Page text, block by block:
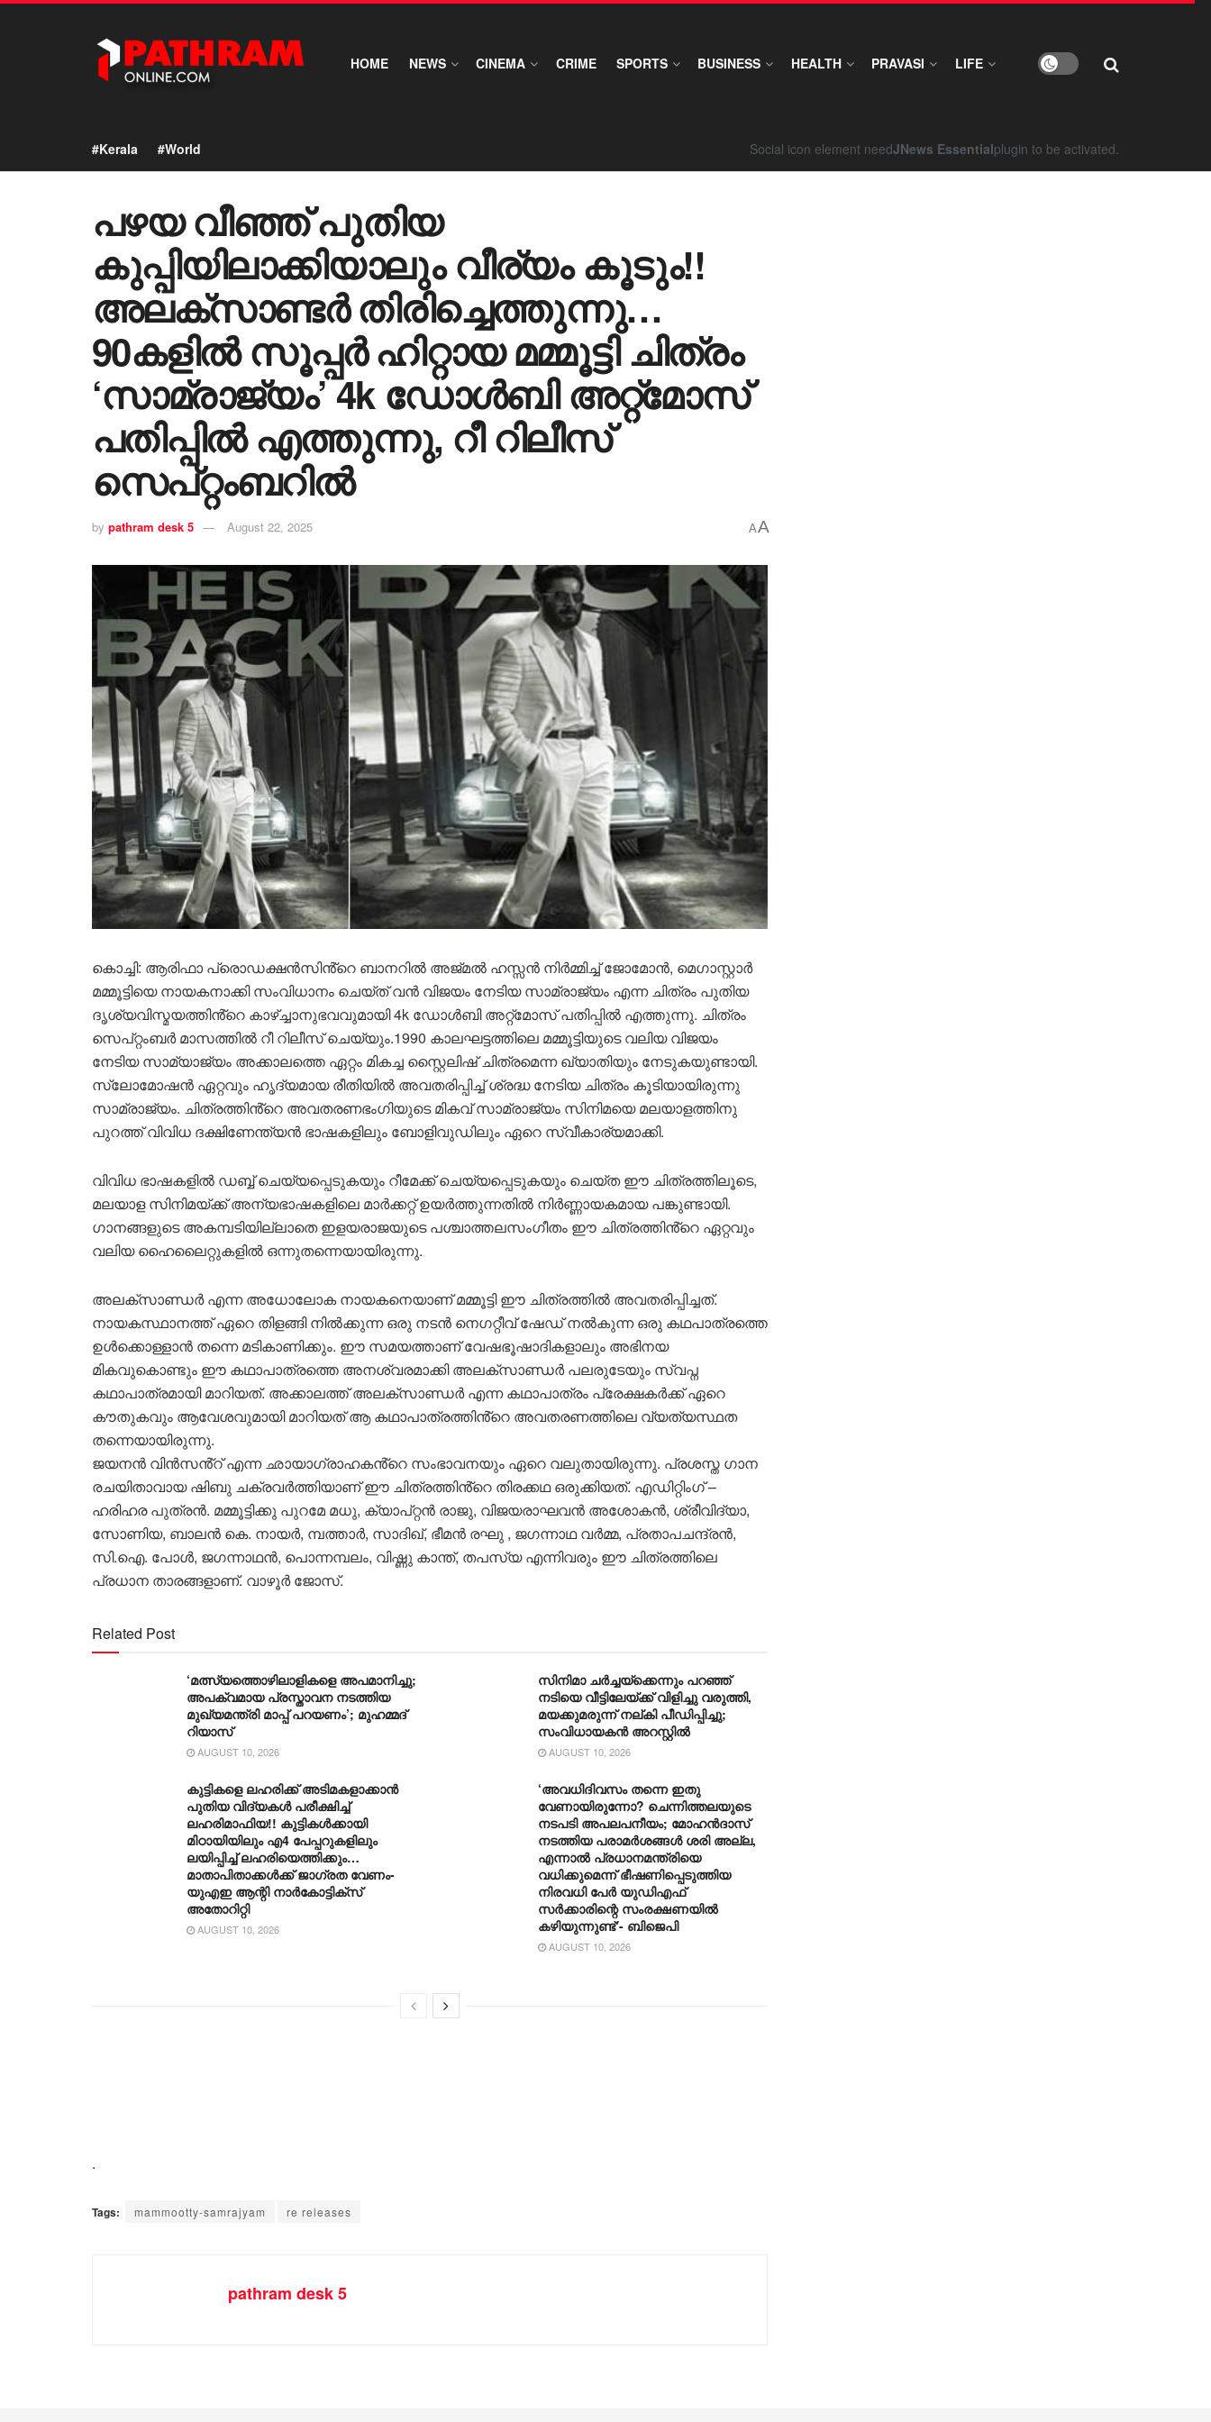
HOME NEWS CINEMA CRIME SPORTS BUSINESS HEALTH PRAVASI LIFE
#Kerala #World Social icon element needJNews Essentialplugin to be activated.
പഴയ വീഞ്ഞ് പുതിയ
കുപ്പിയിലാക്കിയാലും വീര്യം കൂടും!!
അലക്സാണ്ടർ തിരിച്ചെത്തുന്നു…
90കളിൽ സൂപ്പർ ഹിറ്റായ മമ്മൂട്ടി ചിത്രം
‘സാമ്രാജ്യം’ 4k ഡോൾബി അറ്റ്മോസ്
പതിപ്പിൽ എത്തുന്നു, റീ റിലീസ്
സെപ്റ്റംബറിൽ
by pathram desk 5 August 22, 2025 AA
കൊച്ചി: ആരിഫാ പ്രൊഡക്ഷൻസിൻ്റെ ബാനറിൽ അജ്മൽ ഹസ്സൻ നിർമ്മിച്ച് ജോമോൻ, മെഗാസ്റ്റാർ
മമ്മൂട്ടിയെ നായകനാക്കി സംവിധാനം ചെയ്ത് വൻ വിജയം നേടിയ സാമ്രാജ്യം എന്ന ചിത്രം പുതിയ
ദൃശ്യവിസ്മയത്തിൻ്റെ കാഴ്ച്ചാനുഭവവുമായി 4k ഡോൾബി അറ്റ്മോസ് പതിപ്പിൽ എത്തുന്നു. ചിത്രം
സെപ്റ്റംബർ മാസത്തിൽ റീ റിലീസ് ചെയ്യും.1990 കാലഘട്ടത്തിലെ മമ്മൂട്ടിയുടെ വലിയ വിജയം
നേടിയ സാമ്യാജ്യം അക്കാലത്തെ ഏറ്റം മികച്ച സ്റ്റൈലിഷ് ചിത്രമെന്ന ഖ്യാതിയും നേടുകയുണ്ടായി.
സ്ലോമോഷൻ ഏറ്റവും ഹൃദ്യമായ രീതിയിൽ അവതരിപ്പിച്ച് ശ്രദ്ധ നേടിയ ചിത്രം കൂടിയായിരുന്നു
സാമ്രാജ്യം. ചിത്രത്തിൻ്റെ അവതരണഭംഗിയുടെ മികവ് സാമ്രാജ്യം സിനിമയെ മലയാളത്തിനു
പുറത്ത് വിവിധ ദക്ഷിണേന്ത്യൻ ഭാഷകളിലും ബോളിവുഡിലും ഏറെ സ്വീകാര്യമാക്കി.
വിവിധ ഭാഷകളിൽ ഡബ്ബ് ചെയ്യപ്പെടുകയും റീമേക്ക് ചെയ്യപ്പെടുകയും ചെയ്ത ഈ ചിത്രത്തിലൂടെ,
മലയാള സിനിമയ്ക്ക് അന്യഭാഷകളിലെ മാർക്കറ്റ് ഉയർത്തുന്നതിൽ നിർണ്ണായകമായ പങ്കുണ്ടായി.
ഗാനങ്ങളുടെ അകമ്പടിയില്ലാതെ ഇളയരാജയുടെ പശ്ചാത്തലസംഗീതം ഈ ചിത്രത്തിൻ്റെ ഏറ്റവും
വലിയ ഹൈലൈറ്റുകളിൽ ഒന്നുതന്നെയായിരുന്നു.
അലക്സാണ്ഡർ എന്ന അധോലോക നായകനെയാണ് മമ്മൂട്ടി ഈ ചിത്രത്തിൽ അവതരിപ്പിച്ചത്.
നായകസ്ഥാനത്ത് ഏറെ തിളങ്ങി നിൽക്കുന്ന ഒരു നടൻ നെഗറ്റീവ് ഷേഡ് നൽകുന്ന ഒരു കഥപാത്രത്തെ
ഉൾക്കൊള്ളാൻ തന്നെ മടികാണിക്കും. ഈ സമയത്താണ് വേഷഭൂഷാദികളാലും അഭിനയ
മികവുകൊണ്ടും ഈ കഥാപാത്രത്തെ അനശ്വരമാക്കി അലക്സാണ്ഡർ പലരുടേയും സ്വപ്ന
കഥാപാത്രമായി മാറിയത്. അക്കാലത്ത് അലക്സാണ്ഡർ എന്ന കഥാപാത്രം പ്രേക്ഷകർക്ക് ഏറെ
കൗതുകവും ആവേശവുമായി മാറിയത് ആ കഥാപാത്രത്തിൻ്റെ അവതരണത്തിലെ വ്യത്യസ്ഥത
തന്നെയായിരുന്നു.
ജയനൻ വിൻസൻ്റ് എന്ന ഛായാഗ്രാഹകൻ്റെ സംഭാവനയും ഏറെ വലുതായിരുന്നു. പ്രശസ്ത ഗാന
രചയിതാവായ ഷിബു ചക്രവർത്തിയാണ് ഈ ചിത്രത്തിൻ്റെ തിരക്കഥ ഒരുക്കിയത്. എഡിറ്റിംഗ് –
ഹരിഹര പുത്രൻ. മമ്മൂട്ടിക്കു പുറമേ മധു, ക്യാപ്റ്റൻ രാജു, വിജയരാഘവൻ അശോകൻ, ശ്രീവിദ്യാ,
സോണിയ, ബാലൻ കെ. നായർ, മ്പത്താർ, സാദിഖ്, ഭീമൻ രഘു , ജഗന്നാഥ വർമ്മ, പ്രതാപചന്ദ്രൻ,
സി.ഐ. പോൾ, ജഗന്നാഥൻ, പൊന്നമ്പലം, വിഷ്ണു കാന്ത്, തപസ്യ എന്നിവരും ഈ ചിത്രത്തിലെ
പ്രധാന താരങ്ങളാണ്. വാഴൂർ ജോസ്.
Related Post
‘മത്സ്യത്തൊഴിലാളികളെ അപമാനിച്ചു;
അപക്വമായ പ്രസ്താവന നടത്തിയ
മുഖ്യമന്ത്രി മാപ്പ് പറയണം’; മുഹമ്മദ്
റിയാസ്
AUGUST 10, 2026
സിനിമാ ചർച്ചയ്ക്കെന്നും പറഞ്ഞ്
നടിയെ വീട്ടിലേയ്ക്ക് വിളിച്ചു വരുത്തി,
മയക്കുമരുന്ന് നല്കി പീഡിപ്പിച്ചു;
സംവിധായകൻ അറസ്റ്റിൽ
AUGUST 10, 2026
കുട്ടികളെ ലഹരിക്ക് അടിമകളാക്കാൻ
പുതിയ വിദ്യകൾ പരീക്ഷിച്ച്
ലഹരിമാഫിയ!! കുട്ടികൾക്കായി
മിഠായിയിലും എ4 പേപ്പറുകളിലും
ലയിപ്പിച്ച് ലഹരിയെത്തിക്കും…
മാതാപിതാക്കൾക്ക് ജാ​ഗ്രത വേണം-
യുഎഇ ആന്റി നാർകോട്ടിക്‌സ്
അതോറിറ്റി
AUGUST 10, 2026
‘അവധിദിവസം തന്നെ ഇതു
വേണായിരുന്നോ? ചെന്നിത്തലയുടെ
നടപടി അപലപനീയം; മോഹൻദാസ്
നടത്തിയ പരാമർശങ്ങൾ ശരി അല്ല,
എന്നാൽ പ്രധാനമന്ത്രിയെ
വധിക്കുമെന്ന് ഭീഷണിപ്പെടുത്തിയ
നിരവധി പേർ യുഡിഎഫ്
സർക്കാരിന്റെ സംരക്ഷണയിൽ
കഴിയുന്നുണ്ട്‘- ബിജെപി
AUGUST 10, 2026
.
Tags: mammootty-samrajyam re releases
pathram desk 5